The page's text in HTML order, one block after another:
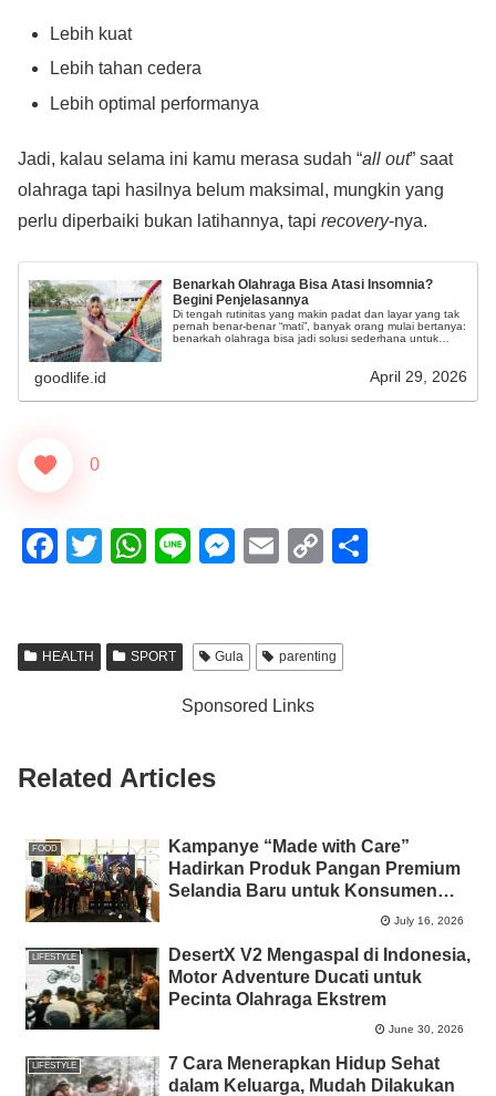
Lebih kuat
Lebih tahan cedera
Lebih optimal performanya
Jadi, kalau selama ini kamu merasa sudah “all out” saat
olahraga tapi hasilnya belum maksimal, mungkin yang
perlu diperbaiki bukan latihannya, tapi recovery-nya.
Benarkah Olahraga Bisa Atasi Insomnia?
Begini Penjelasannya
Di tengah rutinitas yang makin padat dan layar yang tak
pernah benar-benar “mati”, banyak orang mulai bertanya:
benarkah olahraga bisa jadi solusi sederhana untuk
goodlife.id April 29, 2026
0
F
e
o
k
T
er
W
s
p
Li
M
e
g
E
C
y
HEALTH SPORT Gula parenting
Sponsored Links
Related Articles
FOOD
Kampanye “Made with Care”
Hadirkan Produk Pangan Premium
Selandia Baru untuk Konsumen
July 16, 2026
LIFESTYLE
DesertX V2 Mengaspal di Indonesia,
Motor Adventure Ducati untuk
Pecinta Olahraga Ekstrem
June 30, 2026
LIFESTYLE
7 Cara Menerapkan Hidup Sehat
dalam Keluarga, Mudah Dilakukan